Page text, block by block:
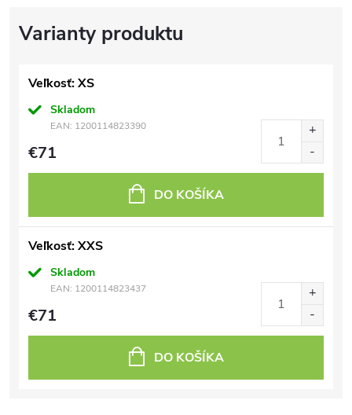
Veľkosť: XS
Skladom
EAN: 1200114823390
€71
DO KOŠÍKA
Veľkosť: XXS
Skladom
EAN: 1200114823437
€71
DO KOŠÍKA